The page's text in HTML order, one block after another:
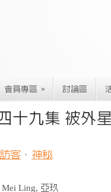
會員專區 » 討論區
十九集 被外
客 、 神秘
Mei Ling, 亞玖